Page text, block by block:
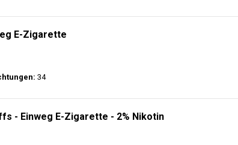
E-Zigarette
34
- Einweg E-Zigarette - 2% Nikotin